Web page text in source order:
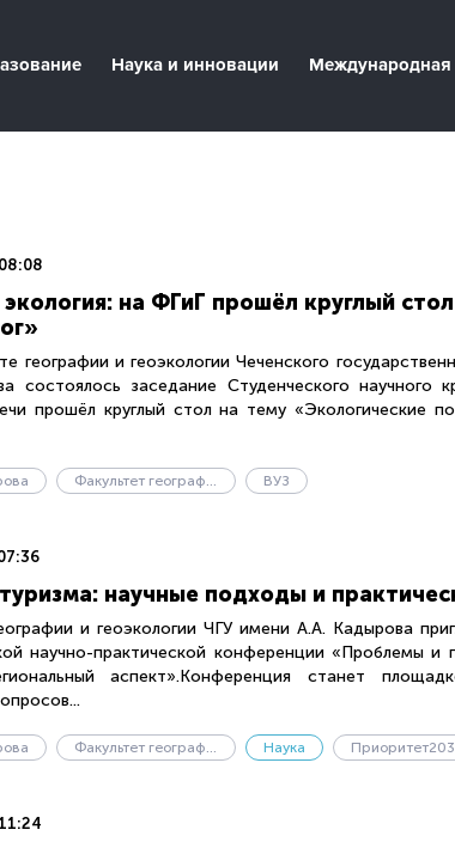
Наука и инновации Международная
экология: на ФГиГ прошёл круглый
географии и геоэкологии Чеченского
состоялось заседание Студенческого научного
прошёл круглый стол на тему «Экологические
Факультет географии и геоэкологии ВУЗ
научные подходы и
и геоэкологии ЧГУ имени А.А. Кадырова
научно-практической конференции «Проблемы и
аспект».Конференция станет
Факультет географии и геоэкологии Наука